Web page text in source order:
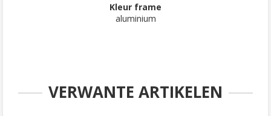
Kleur frame
aluminium
VERWANTE ARTIKELEN